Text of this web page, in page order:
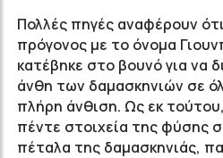
Πολλές πηγές αναφέρουν
πρόγονος με το όνομα
κατέβηκε στο βουνό για να
άνθη των δαμασκηνιών σε
πλήρη άνθιση. Ως εκ
πέντε στοιχεία της φύσης
πέταλα της δαμασκηνιάς,